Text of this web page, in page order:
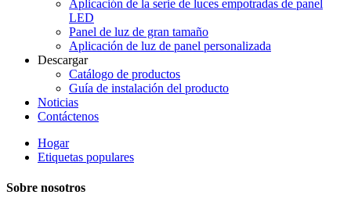
Aplicación de la serie de luces empotradas de panel
LED
Panel de luz de gran tamaño
Aplicación de luz de panel personalizada
Descargar
Catálogo de productos
Guía de instalación del producto
Noticias
Contáctenos
Hogar
Etiquetas populares
Sobre nosotros